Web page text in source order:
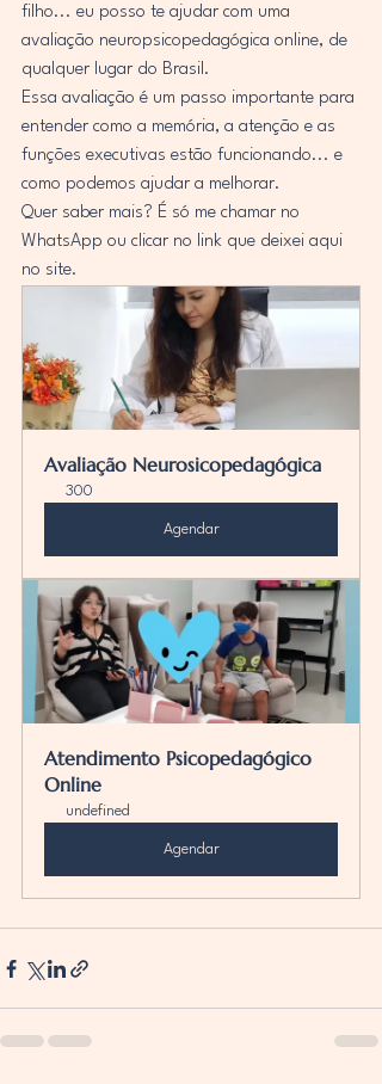
filho... eu posso te ajudar com uma
avaliação neuropsicopedagógica online, de
qualquer lugar do Brasil.
Essa avaliação é um passo importante para
entender como a memória, a atenção e as
funções executivas estão funcionando... e
como podemos ajudar a melhorar.
Quer saber mais? É só me chamar no
WhatsApp ou clicar no link que deixei aqui
no site.
Avaliação Neurosicopedagógica
300
Agendar
Atendimento Psicopedagógico
Online
undefined
Agendar